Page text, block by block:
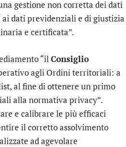
gestione non corretta dei dati
dati previdenziali e di giustizia
e certificata”.
“il Consiglio
agli Ordini territoriali: a
al fine di ottenere un primo
alla normativa privacy”.
e calibrare le più efficaci
il corretto assolvimento
ad agevolare